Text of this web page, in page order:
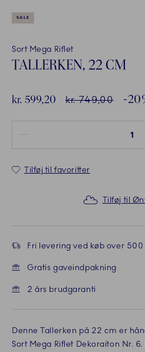
SALE
Sort Mega Riflet
TALLERKEN, 22 CM
Rabatpris:
kr. 599,20 Vejl. pris
kr. 749,00 -
Tilføj til favoritter
Tilføj til
Fri levering ved køb over
Gratis gaveindpakning
2 års brudgaranti
Denne Tallerken på 22 cm er
Sort Mega Riflet Dekoraiton Nr.